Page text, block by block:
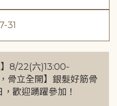
31
】8/22(六)13:00-
骨立全開】銀髮好筋骨
歡迎踴躍參加！